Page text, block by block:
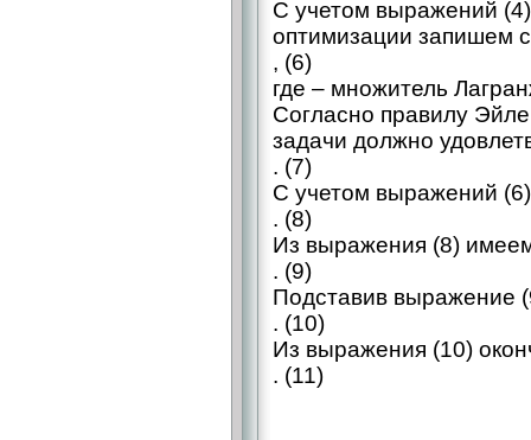
С учетом выражений
оптимизации запишем
, (6)
где – множитель
Согласно правилу
задачи должно
. (7)
С учетом выражений
. (8)
Из выражения (8)
. (9)
Подставив выражение
. (10)
Из выражения (10)
. (11)